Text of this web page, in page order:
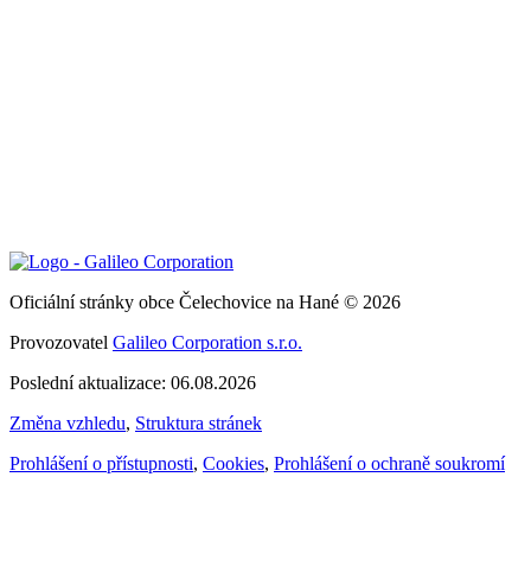
Oficiální stránky obce Čelechovice na Hané © 2026
Provozovatel Galileo Corporation s.r.o.
Poslední aktualizace: 06.08.2026
Změna vzhledu, Struktura stránek
Prohlášení o přístupnosti, Cookies, Prohlášení o ochraně soukromí